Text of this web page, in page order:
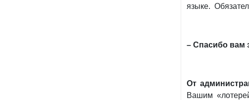
языке.
– Спасибо вам
От
Вашим